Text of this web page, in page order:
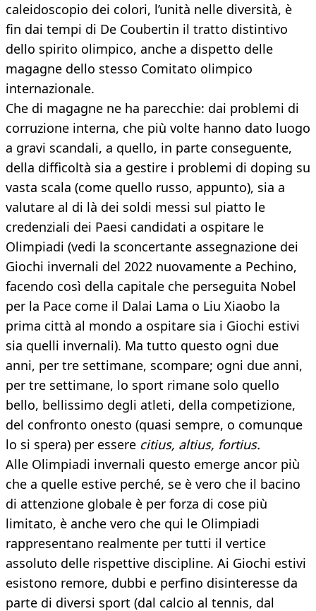
caleidoscopio dei colori, l’unità nelle diversità, è
fin dai tempi di De Coubertin il tratto distintivo
dello spirito olimpico, anche a dispetto delle
magagne dello stesso Comitato olimpico
internazionale.
Che di magagne ne ha parecchie: dai problemi di
corruzione interna, che più volte hanno dato luogo
a gravi scandali, a quello, in parte conseguente,
della difficoltà sia a gestire i problemi di doping su
vasta scala (come quello russo, appunto), sia a
valutare al di là dei soldi messi sul piatto le
credenziali dei Paesi candidati a ospitare le
Olimpiadi (vedi la sconcertante assegnazione dei
Giochi invernali del 2022 nuovamente a Pechino,
facendo così della capitale che perseguita Nobel
per la Pace come il Dalai Lama o Liu Xiaobo la
prima città al mondo a ospitare sia i Giochi estivi
sia quelli invernali). Ma tutto questo ogni due
anni, per tre settimane, scompare; ogni due anni,
per tre settimane, lo sport rimane solo quello
bello, bellissimo degli atleti, della competizione,
del confronto onesto (quasi sempre, o comunque
lo si spera) per essere citius, altius, fortius.
Alle Olimpiadi invernali questo emerge ancor più
che a quelle estive perché, se è vero che il bacino
di attenzione globale è per forza di cose più
limitato, è anche vero che qui le Olimpiadi
rappresentano realmente per tutti il vertice
assoluto delle rispettive discipline. Ai Giochi estivi
esistono remore, dubbi e perfino disinteresse da
parte di diversi sport (dal calcio al tennis, dal